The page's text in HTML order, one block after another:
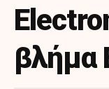
βλήμα